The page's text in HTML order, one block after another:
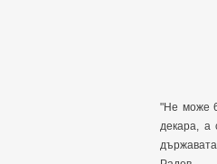
"Не може
декара, а